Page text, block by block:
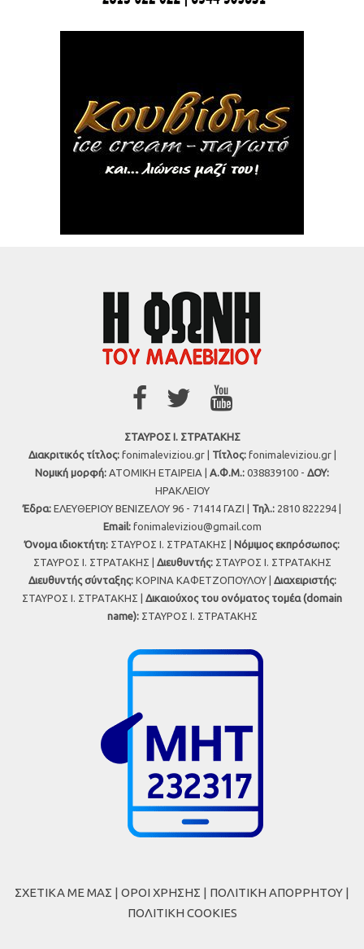
ΣΤΑΥΡΟΣ Ι. ΣΤΡΑΤΑΚΗΣ
Διακριτικός τίτλος:fonimaleviziou.gr | Τίτλος:fonimaleviziou.gr |
Νομική μορφή: ΑΤΟΜΙΚΗ ΕΤΑΙΡΕΙΑ | Α.Φ.Μ.: 038839100 - ΔΟΥ:
ΗΡΑΚΛΕΙΟΥ
Έδρα: ΕΛΕΥΘΕΡΙΟΥ ΒΕΝΙΖΕΛΟΥ 96 - 71414 ΓΑΖΙ | Τηλ.: 2810 822294 |
Εmail: fonimaleviziou@gmail.com
Όνομα ιδιοκτήτη: ΣΤΑΥΡΟΣ Ι. ΣΤΡΑΤΑΚΗΣ | Νόμιμος εκπρόσωπος:
ΣΤΑΥΡΟΣ Ι. ΣΤΡΑΤΑΚΗΣ | Διευθυντής:ΣΤΑΥΡΟΣ Ι. ΣΤΡΑΤΑΚΗΣ
Διευθυντής σύνταξης:ΚΟΡΙΝΑ ΚΑΦΕΤΖΟΠΟΥΛΟΥ | Διαχειριστής:
ΣΤΑΥΡΟΣ Ι. ΣΤΡΑΤΑΚΗΣ | Δικαιούχος του ονόματος τομέα (domain
name):ΣΤΑΥΡΟΣ Ι. ΣΤΡΑΤΑΚΗΣ
ΣΧΕΤΙΚΑ ΜΕ ΜΑΣ | ΟΡΟΙ ΧΡΗΣΗΣ | ΠΟΛΙΤΙΚΗ ΑΠΟΡΡΗΤΟΥ |
ΠΟΛΙΤΙΚΗ COOKIES